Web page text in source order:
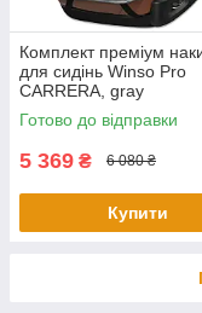
Комплект преміум
для сидінь Winso Pro
СARRERA, gray
Готово до відправки
5 369 ₴ 6 080 ₴
Купити